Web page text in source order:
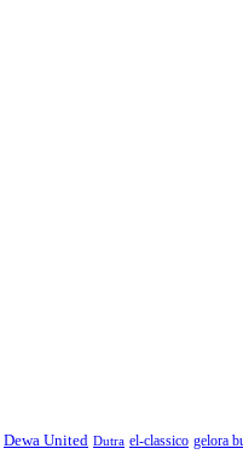
Dewa United Dutra el-classico gelora